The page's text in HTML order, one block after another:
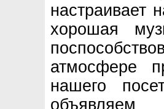
настраивает
хорошая
атмосфере
нашего